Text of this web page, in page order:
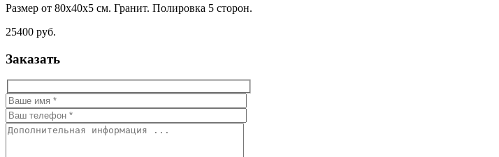
Размер от 80х40х5 см. Гранит. Полировка 5 сторон.
25400 руб.
Заказать